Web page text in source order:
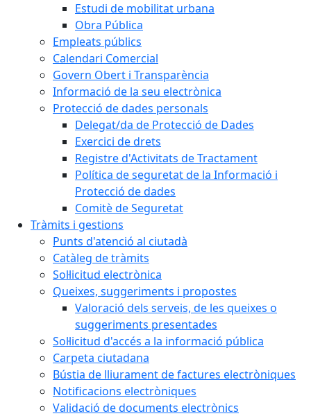
Estudi de mobilitat urbana
Obra Pública
Empleats públics
Calendari Comercial
Govern Obert i Transparència
Informació de la seu electrònica
Protecció de dades personals
Delegat/da de Protecció de Dades
Exercici de drets
Registre d'Activitats de Tractament
Política de seguretat de la Informació i
Protecció de dades
Comitè de Seguretat
Tràmits i gestions
Punts d'atenció al ciutadà
Catàleg de tràmits
Sol·licitud electrònica
Queixes, suggeriments i propostes
Valoració dels serveis, de les queixes o
suggeriments presentades
Sol·licitud d'accés a la informació pública
Carpeta ciutadana
Bústia de lliurament de factures electròniques
Notificacions electròniques
Validació de documents electrònics